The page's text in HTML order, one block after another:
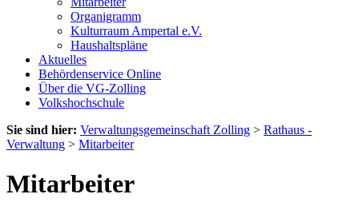
Organigramm
Kulturraum Ampertal e.V.
Haushaltspläne
Aktuelles
Behördenservice Online
Über die VG-Zolling
Volkshochschule
Sie sind hier: Verwaltungsgemeinschaft Zolling > Rathaus -
Verwaltung > Mitarbeiter
Mitarbeiter